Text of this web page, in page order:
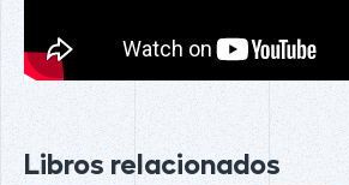
Libros relacionados